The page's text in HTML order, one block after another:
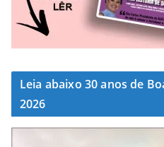
Leia abaixo 30 anos de
2026